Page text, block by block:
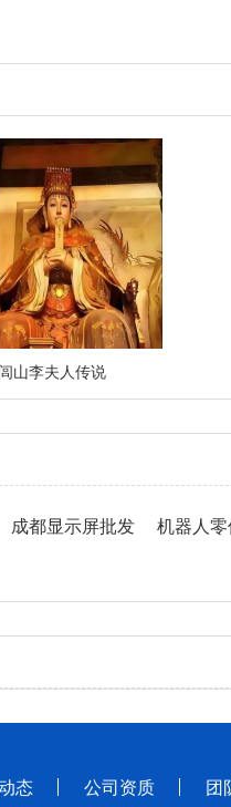
闾山李夫人传说
成都显示屏批发 机器人
态 公司资质 团